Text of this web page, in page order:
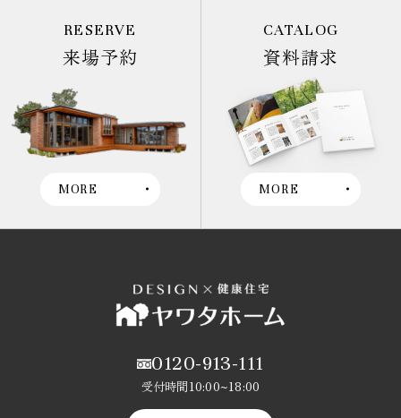
RESERVE
来場予約
MORE
CATALOG
資料請求
MORE
0120-913-111
受付時間10:00~18:00